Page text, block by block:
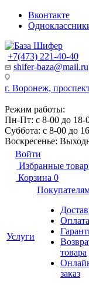
Вконтакте
+7(473) 221-40-40
shifer-baza@mail.ru
г. Воронеж,
Режим работы:
Пн-Пт: с 8-00 до 18-
Суббота: с 8-00 до
Воскресенье:
Войти
Избранные
Корзина 0
Услуги
Оплата
товара
заказ